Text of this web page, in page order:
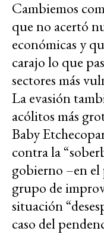
Cambiemos
que no acertó
económicas y
carajo lo que
sectores más
La evasión
acólitos más
Baby
contra la
gobierno –en
grupo de
situación
caso del